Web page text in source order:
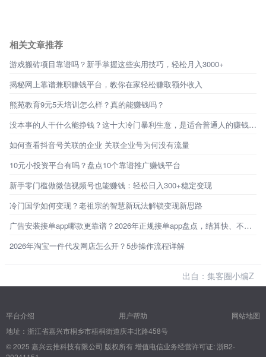
相关文章推荐
游戏搬砖项目靠谱吗？新手掌握这些实用技巧，轻松月入3000+
揭秘网上靠谱兼职赚钱平台，教你在家轻松赚取额外收入
熊苑教育9元5天培训怎么样？真的能赚钱吗？
没本事的人干什么能挣钱？这十大冷门暴利生意，是适合普通人的赚钱机会
如何查看抖音号关联的企业 关联企业号为何没有流量
10元小投资平台有吗？盘点10个靠谱推广赚钱平台
新手零门槛做微信视频号也能赚钱：轻松日入300+稳定变现
冷门国学如何变现？老祖宗的智慧新玩法解锁变现新思路
广告安装接单app哪款更靠谱？2026年正规接单app盘点，结算快、不踩坑！
2026年淘宝一件代发网店怎么开？5步操作流程详解
出自：集客圈小编Z
平台介绍 用户帮助
网站地图
地址：浙江省嘉兴市桐乡市梧桐街道庆丰北路458号
© 2025 嘉兴云推科技有限公司 版权所有增值电信业务经营许可证: 浙B2-